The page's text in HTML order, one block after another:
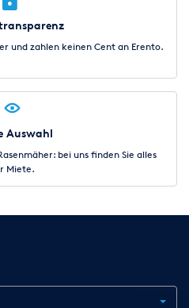
und zahlen keinen Cent an Erento.
Auswahl
bei uns finden Sie alles
Miete.